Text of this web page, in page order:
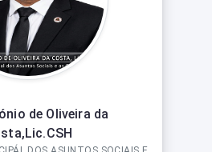
de Oliveira da